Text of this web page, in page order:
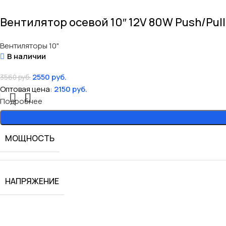
Вентилятор осевой 10″ 12V 80W Push/Pull
Вентиляторы 10"
В наличии
3560руб. 2550 руб.
Оптовая цена: 2150 руб.
Подробнее
МОЩНОСТЬ
НАПРЯЖЕНИЕ